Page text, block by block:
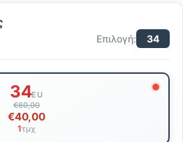
Επιλογή: 34
34EU
€60,00
€40,00
1τμχ